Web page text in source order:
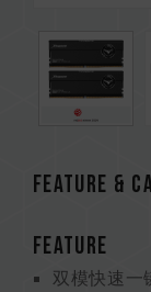
Feature &
FEATURE
双模快速一